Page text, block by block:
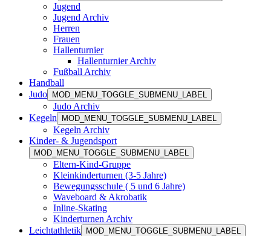
Jugend
Jugend Archiv
Herren
Frauen
Hallenturnier
Hallenturnier Archiv
Fußball Archiv
Handball
Judo
MOD_MENU_TOGGLE_SUBMENU_LABEL
Judo Archiv
Kegeln
MOD_MENU_TOGGLE_SUBMENU_LABEL
Kegeln Archiv
Kinder- & Jugendsport
MOD_MENU_TOGGLE_SUBMENU_LABEL
Eltern-Kind-Gruppe
Kleinkinderturnen (3-5 Jahre)
Bewegungsschule ( 5 und 6 Jahre)
Waveboard & Akrobatik
Inline-Skating
Kinderturnen Archiv
Leichtathletik
MOD_MENU_TOGGLE_SUBMENU_LABEL